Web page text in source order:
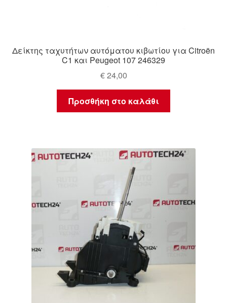
Δείκτης ταχυτήτων αυτόματου κιβωτίου για Citroën
C1 και Peugeot 107 246329
€24,00
Προσθήκη στο καλάθι